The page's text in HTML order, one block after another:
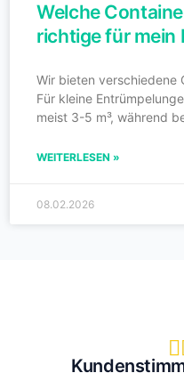
Welche
richtige für mein
Wir bieten verschiedene
Für kleine
meist 3-5 m³, während
WEITERLESEN »
08.02.2026
